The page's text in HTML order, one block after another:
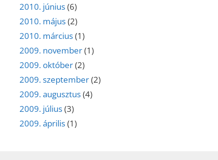
2010. június(6)
2010. május(2)
2010. március(1)
2009. november(1)
2009. október(2)
2009. szeptember(2)
2009. augusztus(4)
2009. július(3)
2009. április(1)